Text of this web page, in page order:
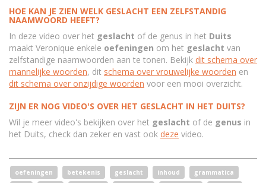
HOE KAN JE ZIEN WELK GESLACHT EEN ZELFSTANDIG
NAAMWOORD HEEFT?
In deze video over het geslacht of de genus in het Duits
maakt Veronique enkele oefeningen om het geslacht van
zelfstandige naamwoorden aan te tonen. Bekijk dit schema over
mannelijke woorden, dit schema over vrouwelijke woorden en
dit schema over onzijdige woorden voor een mooi overzicht.
ZIJN ER NOG VIDEO'S OVER HET GESLACHT IN HET DUITS?
Wil je meer video's bekijken over het geslacht of de genus in
het Duits, check dan zeker en vast ook deze video.
oefeningen betekenis geslacht inhoud
grammatica